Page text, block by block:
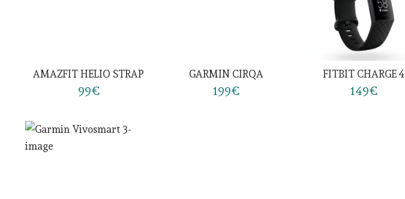
AMAZFIT HELIO STRAP
99€
GARMIN CIRQA
199€
FITBIT CHARGE 4
149€